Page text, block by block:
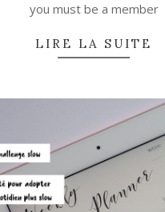
you must be a member
LIRE LA SUITE